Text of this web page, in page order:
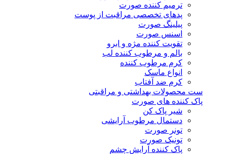
ترمیم کننده صورت
پدهای تخصصی مراقبت از پوست
پیلینگ صورت
اسنس صورت
تقویت کننده مژه و ابرو
بالم و مرطوب کننده لب
کرم مرطوب کننده
انواع ماسک
کرم ضد آفتاب
ست محصولات بهداشتی و مراقبتی
پاک کننده های صورت
شیر پاک کن
دستمال مرطوب آرایشی
تونر صورت
تونیک صورت
پاک کننده آرایش چشم